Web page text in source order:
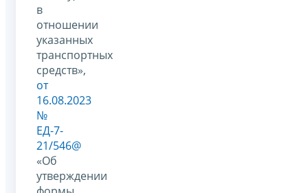
в
отношении
указанных
транспортных
средств»,
от
16.08.2023
№
ЕД-7-
21/546@
«Об
утверждении